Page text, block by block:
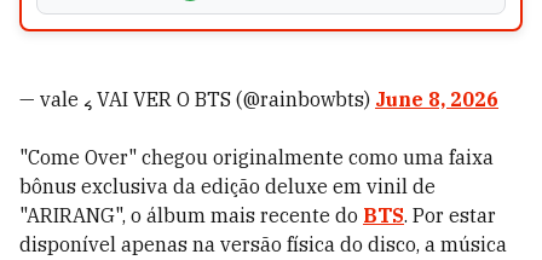
— vale ៹ VAI VER O BTS (@rainbowbts) June 8, 2026
"Come Over" chegou originalmente como uma faixa
bônus exclusiva da edição deluxe em vinil de
"ARIRANG", o álbum mais recente do BTS. Por estar
disponível apenas na versão física do disco, a música